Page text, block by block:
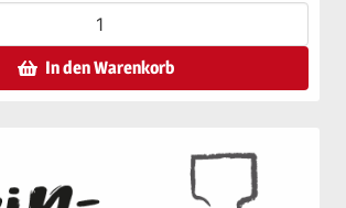
In den Warenkorb